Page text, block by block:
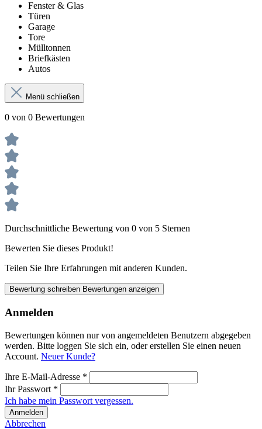
Fenster & Glas
Türen
Garage
Tore
Mülltonnen
Briefkästen
Autos
Menü schließen
0 von 0 Bewertungen
Durchschnittliche Bewertung von 0 von 5 Sternen
Bewerten Sie dieses Produkt!
Teilen Sie Ihre Erfahrungen mit anderen Kunden.
Bewertung schreiben Bewertungen anzeigen
Anmelden
Bewertungen können nur von angemeldeten Benutzern abgegeben
werden. Bitte loggen Sie sich ein, oder erstellen Sie einen neuen
Account. Neuer Kunde?
Ihre E-Mail-Adresse *
Ihr Passwort *
Ich habe mein Passwort vergessen.
Anmelden
Abbrechen